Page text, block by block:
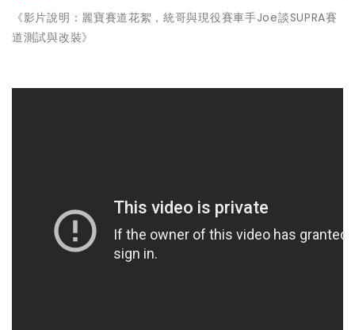
《影片說明：麗寶賽道花絮，統哥與現役賽車手Joe談SUPRA賽
道測試與改裝》